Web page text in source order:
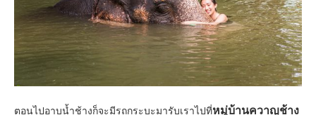
ตอนไปอาบน้ำช้างก็จะมีรถกระบะมารับเราไปที่หมู่บ้านควาญช้าง